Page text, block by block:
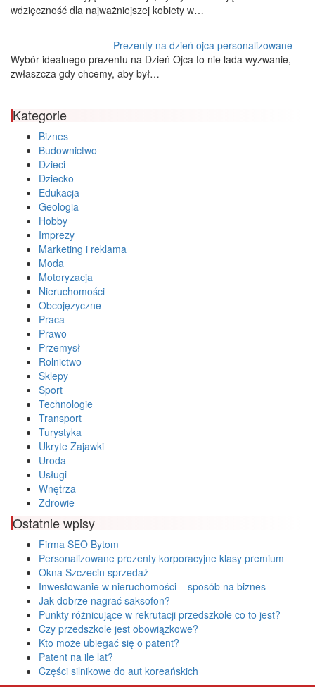
wdzięczność dla najważniejszej kobiety w…
Prezenty na dzień ojca personalizowane
Wybór idealnego prezentu na Dzień Ojca to nie lada wyzwanie,
zwłaszcza gdy chcemy, aby był…
Kategorie
Biznes
Budownictwo
Dzieci
Dziecko
Edukacja
Geologia
Hobby
Imprezy
Marketing i reklama
Moda
Motoryzacja
Nieruchomości
Obcojęzyczne
Praca
Prawo
Przemysł
Rolnictwo
Sklepy
Sport
Technologie
Transport
Turystyka
Ukryte Zajawki
Uroda
Usługi
Wnętrza
Zdrowie
Ostatnie wpisy
Firma SEO Bytom
Personalizowane prezenty korporacyjne klasy premium
Okna Szczecin sprzedaż
Inwestowanie w nieruchomości – sposób na biznes
Jak dobrze nagrać saksofon?
Punkty różnicujące w rekrutacji przedszkole co to jest?
Czy przedszkole jest obowiązkowe?
Kto może ubiegać się o patent?
Patent na ile lat?
Części silnikowe do aut koreańskich